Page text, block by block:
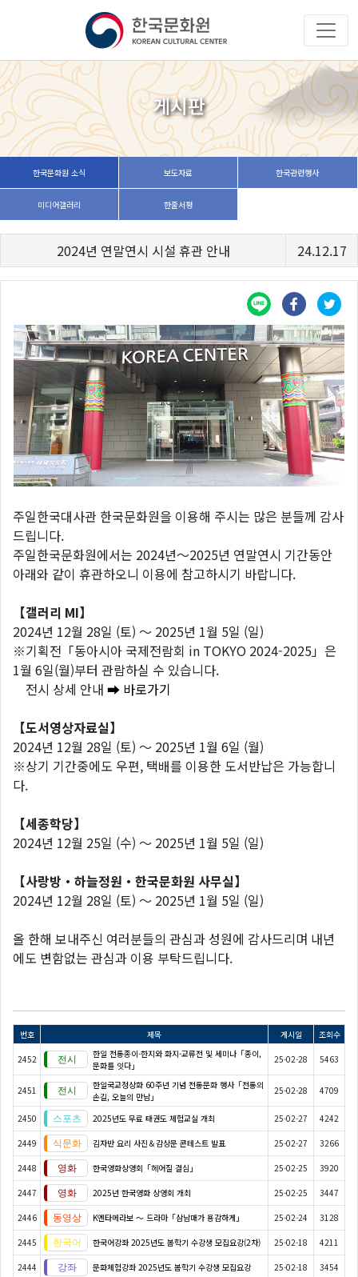
게시판
한국문화원 소식 보도자료 한국관련행사
미디어갤러리 한줄서평
2024년 연말연시 시설 휴관 안내 24.12.17
주일한국대사관 한국문화원을 이용해 주시는 많은 분들께 감사
드립니다.
주일한국문화원에서는 2024년～2025년 연말연시 기간동안
아래와 같이 휴관하오니 이용에 참고하시기 바랍니다.
【갤러리 MI】
2024년 12월 28일 (토) ～ 2025년 1월 5일 (일)
※기획전「동아시아 국제전람회 in TOKYO 2024-2025」은
1월 6일(월)부터 관람하실 수 있습니다.
전시 상세 안내 ➡ 바로가기
【도서영상자료실】
2024년 12월 28일 (토) ～ 2025년 1월 6일 (월)
※상기 기간중에도 우편, 택배를 이용한 도서반납은 가능합니
다.
【세종학당】
2024년 12월 25일 (수) ～ 2025년 1월 5일 (일)
【사랑방・하늘정원・한국문화원 사무실】
2024년 12월 28일 (토) ～ 2025년 1월 5일 (일)
올 한해 보내주신 여러분들의 관심과 성원에 감사드리며 내년
에도 변함없는 관심과 이용 부탁드립니다.
번호 제목 게시일 조회수
2452
한일 전통종이-한지와 화지-교류전 및 세미나「종이,
문화를 잇다」
25-02-28 5463
2451
한일국교정상화 60주년 기념 전통문화 행사「전통의
손길, 오늘의 만남」
25-02-28 4709
2450 2025년도 무료 태권도 체험교실 개최 25-02-27 4242
2449 김자반 요리 사진＆감상문 콘테스트 발표 25-02-27 3266
2448 한국영화상영회「헤어질 결심」 25-02-25 3920
2447 2025년 한국영화 상영회 개최 25-02-25 3447
2446 K엔타메라보 ～ 드라마「삼남매가 용감하게」 25-02-24 3128
2445 한국어강좌 2025년도 봄학기 수강생 모집요강(2차) 25-02-18 4211
2444 문화체험강좌 2025년도 봄학기 수강생 모집요강 25-02-18 3454